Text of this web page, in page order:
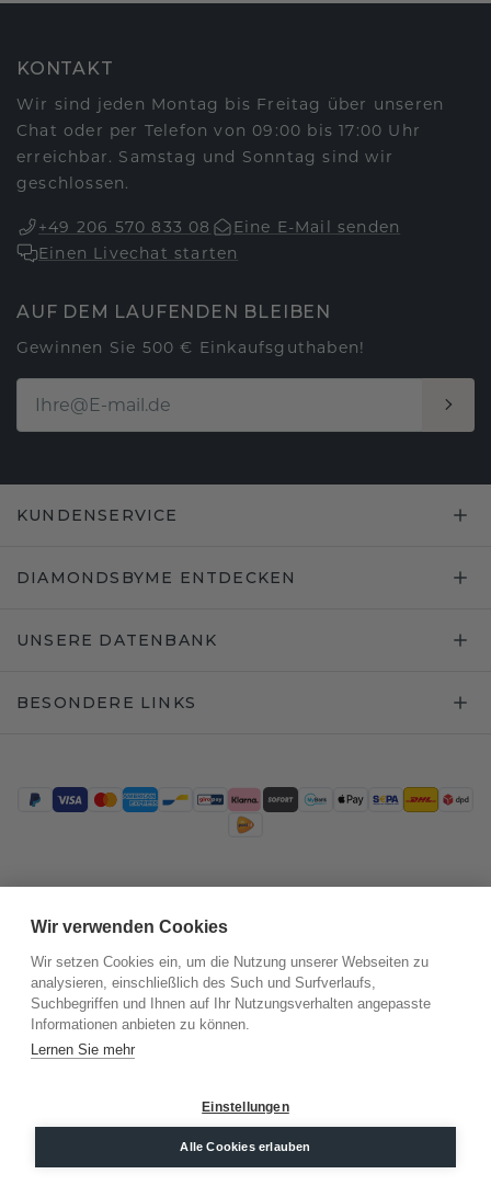
KONTAKT
Wir sind jeden Montag bis Freitag über unseren
Chat oder per Telefon von 09:00 bis 17:00 Uhr
erreichbar. Samstag und Sonntag sind wir
geschlossen.
+49 206 570 833 08
Eine E-Mail senden
Einen Livechat starten
AUF DEM LAUFENDEN BLEIBEN
Gewinnen Sie 500 € Einkaufsguthaben!
KUNDENSERVICE
DIAMONDSBYME ENTDECKEN
UNSERE DATENBANK
BESONDERE LINKS
©2026.DiamondsByMe
Datenschutz
AGB Impressum
Wir verwenden Cookies
Wir setzen Cookies ein, um die Nutzung unserer Webseiten zu
analysieren, einschließlich des Such und Surfverlaufs,
Suchbegriffen und Ihnen auf Ihr Nutzungsverhalten angepasste
Informationen anbieten zu können.
Lernen Sie mehr
Einstellungen
Alle Cookies erlauben